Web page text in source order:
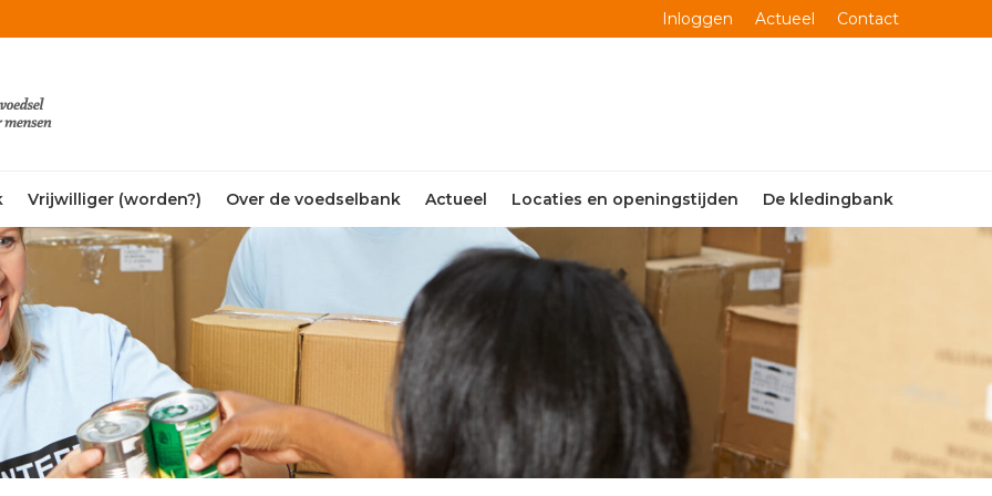
Inloggen Actueel Contact
Vrijwilliger (worden?) Over de voedselbank Actueel Locaties en openingstijden De kledingbank